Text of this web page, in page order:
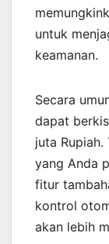
untuk
keamanan.
Secara
dapat
juta
yang Anda
fitur
kontrol
akan lebih